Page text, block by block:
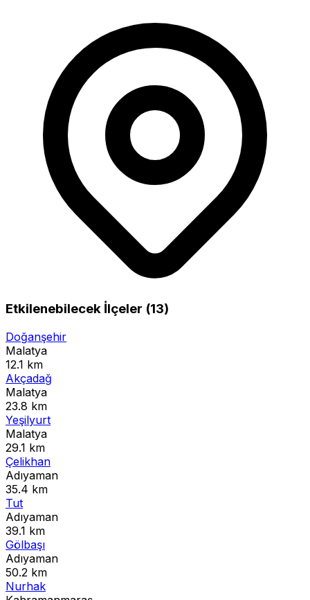
Etkilenebilecek İlçeler (13)
Doğanşehir
Malatya
12.1 km
Akçadağ
Malatya
23.8 km
Yeşilyurt
Malatya
29.1 km
Çelikhan
Adıyaman
35.4 km
Tut
Adıyaman
39.1 km
Gölbaşı
Adıyaman
50.2 km
Nurhak